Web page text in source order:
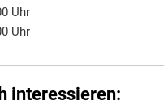
17:00 Uhr
Uhr
13:00 Uhr
Uhr
interessieren: